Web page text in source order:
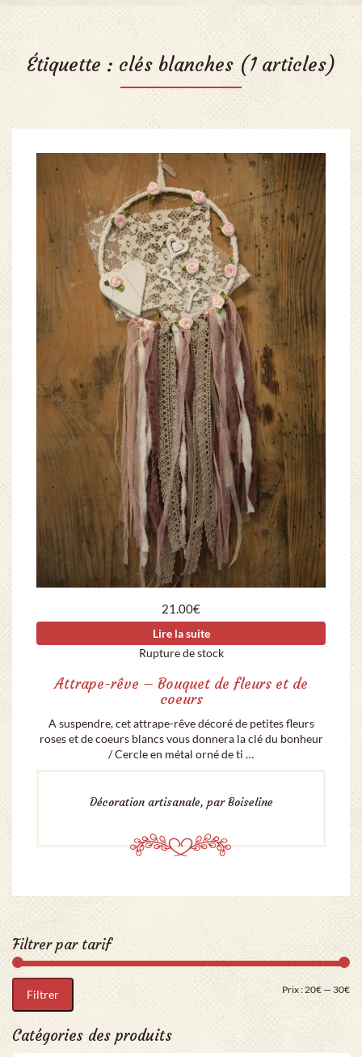
Étiquette : clés blanches (1 articles)
21.00€
Lire la suite
Rupture de stock
Attrape-rêve – Bouquet de fleurs et de
coeurs
A suspendre, cet attrape-rêve décoré de petites fleurs
roses et de coeurs blancs vous donnera la clé du bonheur
/ Cercle en métal orné de ti …
Décoration artisanale, par Boiseline
Filtrer par tarif
Filtrer Prix : 20€ — 30€
Catégories des produits